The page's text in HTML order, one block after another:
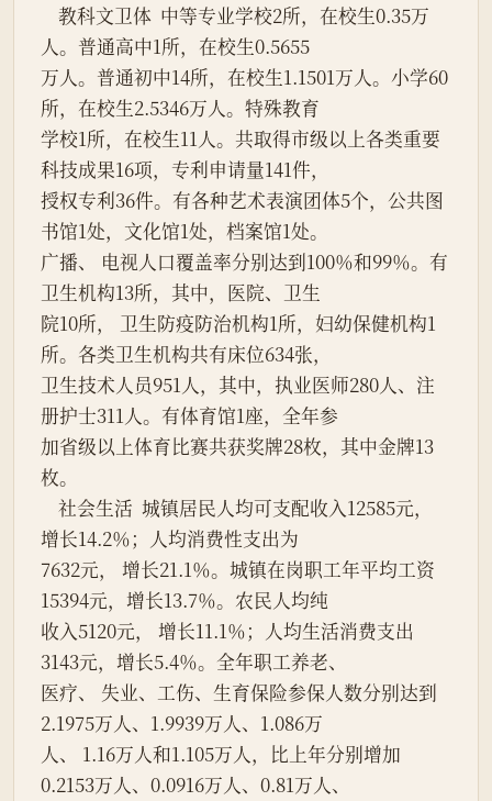
人。普通高中1所，在校生0.5655
万人。普通初中14所，在校生1.1501万人。小学60
所，在校生2.5346万人。特殊教育
学校1所，在校生11人。共取得市级以上各类重要
科技成果16项，专利申请量141件，
授权专利36件。有各种艺术表演团体5个，公共图
书馆1处，文化馆1处，档案馆1处。
广播、 电视人口覆盖率分别达到100％和99％。有
卫生机构13所，其中，医院、卫生
院10所， 卫生防疫防治机构1所，妇幼保健机构1
所。各类卫生机构共有床位634张，
卫生技术人员951人，其中，执业医师280人、注
册护士311人。有体育馆1座，全年参
加省级以上体育比赛共获奖牌28枚，其中金牌13
枚。
增长14.2％；人均消费性支出为
7632元， 增长21.1％。城镇在岗职工年平均工资
15394元，增长13.7％。农民人均纯
收入5120元， 增长11.1％；人均生活消费支出
3143元，增长5.4％。全年职工养老、
医疗、 失业、工伤、生育保险参保人数分别达到
2.1975万人、1.9939万人、1.086万
人、 1.16万人和1.105万人，比上年分别增加
0.2153万人、0.0916万人、0.81万人、